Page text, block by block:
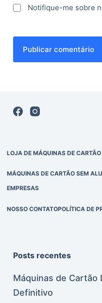
Notifique-me sobre
Publicar comentário
LOJA DE MÁQUINAS DE CARTÃO
MÁQUINAS DE CARTÃO SEM
EMPRESAS
NOSSO CONTATOPOLÍTICA DE
Posts recentes
Máquinas de Cartão
Definitivo